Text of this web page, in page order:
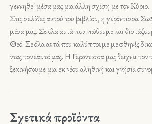
γεννηθεί μέσα μας μια άλλη σχέση με τον Κύριο.
Στις σελίδες αυτού του βιβλίου, η γερόντισσα
μέσα μας. Σε όλα αυτά που νιώθουμε και
Θεό. Σε όλα αυτά που καλύπτουμε με φθηνές
ντας τον εαυτό μας. Η Γερόντισσα μας δείχνει τον
ξεκινήσουμε μια εκ νέου αληθινή και γνήσια
Σχετικά προϊόντα